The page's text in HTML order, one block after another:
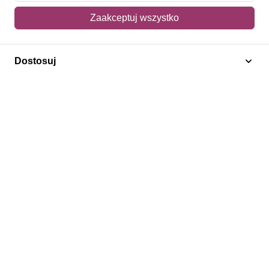
Mój koszyk
Adres dostawy
Zaakceptuj wszystko
Dostosuj